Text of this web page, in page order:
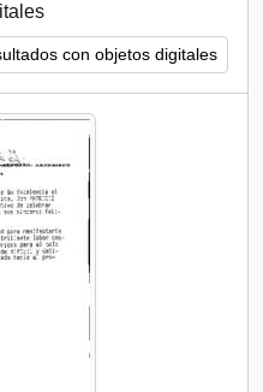
con objetos digitales